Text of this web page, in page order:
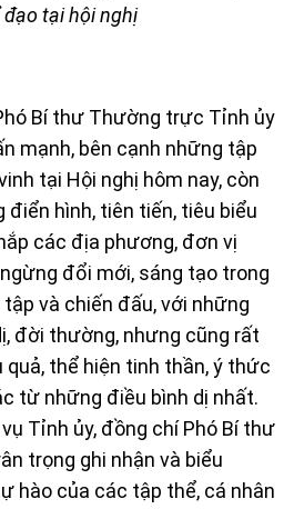
đạo tại hội nghị
Bí thư Thường trực Tỉnh ủy
mạnh, bên cạnh những tập
tại Hội nghị hôm nay, còn
hình, tiên tiến, tiêu biểu
các địa phương, đơn vị
đổi mới, sáng tạo trong
tập và chiến đấu, với những
đời thường, nhưng cũng rất
thể hiện tinh thần, ý thức
từ những điều bình dị nhất.
Tỉnh ủy, đồng chí Phó Bí thư
trọng ghi nhận và biểu
hào của các tập thể, cá nhân